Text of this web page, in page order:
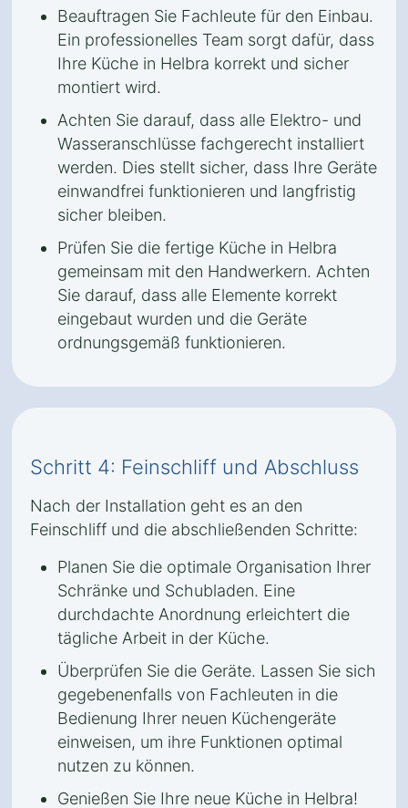
Beauftragen Sie Fachleute für den Einbau.
Ein professionelles Team sorgt dafür, dass
Ihre Küche in Helbra korrekt und sicher
montiert wird.
Achten Sie darauf, dass alle Elektro- und
Wasseranschlüsse fachgerecht installiert
werden. Dies stellt sicher, dass Ihre Geräte
einwandfrei funktionieren und langfristig
sicher bleiben.
Prüfen Sie die fertige Küche in Helbra
gemeinsam mit den Handwerkern. Achten
Sie darauf, dass alle Elemente korrekt
eingebaut wurden und die Geräte
ordnungsgemäß funktionieren.
Schritt 4: Feinschliff und Abschluss
Nach der Installation geht es an den
Feinschliff und die abschließenden Schritte:
Planen Sie die optimale Organisation Ihrer
Schränke und Schubladen. Eine
durchdachte Anordnung erleichtert die
tägliche Arbeit in der Küche.
Überprüfen Sie die Geräte. Lassen Sie sich
gegebenenfalls von Fachleuten in die
Bedienung Ihrer neuen Küchengeräte
einweisen, um ihre Funktionen optimal
nutzen zu können.
Genießen Sie Ihre neue Küche in Helbra!